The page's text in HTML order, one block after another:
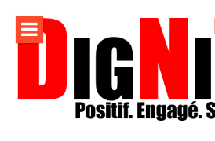
contenu